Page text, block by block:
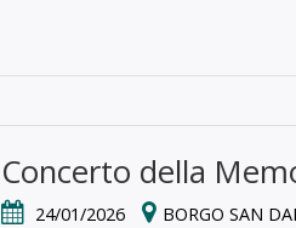
Concerto della
24/01/2026 BORGO SAN